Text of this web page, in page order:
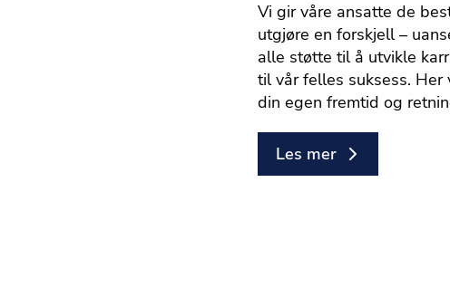
Vi gir våre ansatte de
utgjøre en forskjell –
alle støtte til å utvikle
til vår felles suksess.
din egen fremtid og
Les mer